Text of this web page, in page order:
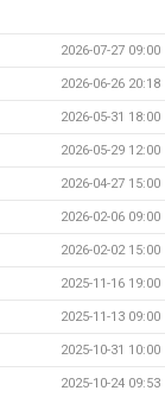
2026-07-27 09:00
2026-06-26 20:18
2026-05-31 18:00
2026-05-29 12:00
2026-04-27 15:00
2026-02-06 09:00
2026-02-02 15:00
2025-11-16 19:00
2025-11-13 09:00
2025-10-31 10:00
2025-10-24 09:53